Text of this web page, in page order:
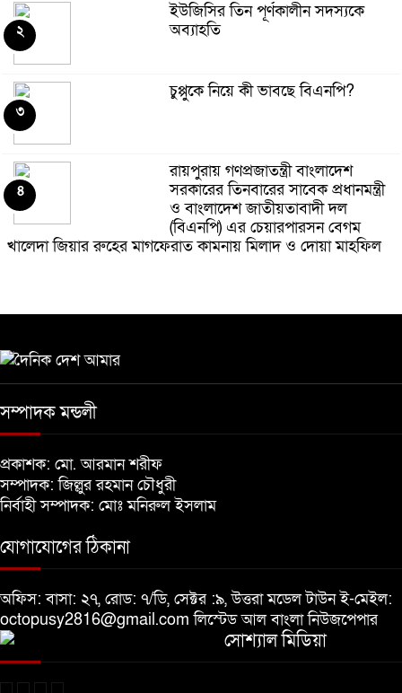
ইউজিসির তিন পূর্ণকালীন সদস্যকে
অব্যাহতি
২
চুপ্পুকে নিয়ে কী ভাবছে বিএনপি?
৩
রায়পুরায় গণপ্রজাতন্ত্রী বাংলাদেশ
সরকারের তিনবারের সাবেক প্রধানমন্ত্রী
ও বাংলাদেশ জাতীয়তাবাদী দল
(বিএনপি) এর চেয়ারপারসন বেগম
খালেদা জিয়ার রুহের মাগফেরাত কামনায় মিলাদ ও দোয়া মাহফিল
৪
‘পলাতক শক্তি’
৬
৭
৮
মুক্তিযুদ্ধবিরোধীদের ষড়যন্ত্র মানুষ নস্যাৎ
করবে
৯
সম্পাদক মন্ডলী
প্রকাশক: মো. আরমান শরীফ
সম্পাদক: জিল্লুর রহমান চৌধুরী
নির্বাহী সম্পাদক: মোঃ মনিরুল ইসলাম
যোগাযোগের ঠিকানা
অফিস: বাসা: ২৭, রোড: ৭/ডি, সেক্টর :৯, উত্তরা মডেল টাউন ই-মেইল:
octopusy2816@gmail.comলিস্টেড আল বাংলা নিউজপেপার
সোশ্যাল মিডিয়া